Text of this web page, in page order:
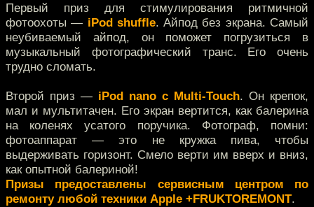
Первый приз для стимулирования ритмичной
фотоохоты — iPod shuffle. Айпод без экрана. Самый
неубиваемый айпод, он поможет погрузиться в
музыкальный фотографический транс. Его очень
трудно сломать.
Второй приз — iPod nano c Multi-Touch. Он крепок,
мал и мультитачен. Его экран вертится, как балерина
на коленях усатого поручика. Фотограф, помни:
фотоаппарат — это не кружка пива, чтобы
выдерживать горизонт. Смело верти им вверх и вниз,
как опытной балериной!
Призы предоставлены сервисным центром по
ремонту любой техники Apple +FRUKTOREMONT.